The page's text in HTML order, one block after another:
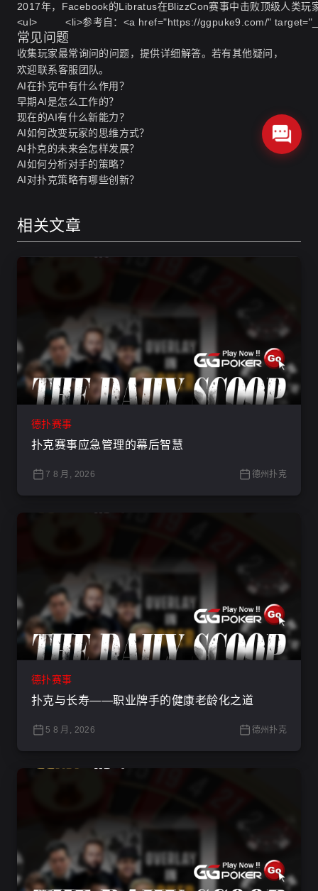
2017年，Facebook的Libratus在BlizzCon赛事中击败顶级人类玩
常见问题
收集玩家最常询问的问题，提供详细解答。若有其他疑问，
欢迎联系客服团队。
AI在扑克中有什么作用？
早期AI是怎么工作的？
现在的AI有什么新能力？
AI如何改变玩家的思维方式？
AI扑克的未来会怎样发展？
AI如何分析对手的策略？
AI对扑克策略有哪些创新？
相关文章
德扑赛事
扑克赛事应急管理的幕后智慧
7 8 月, 2026 德州扑克
德扑赛事
扑克与长寿——职业牌手的健康老龄化之道
5 8 月, 2026 德州扑克